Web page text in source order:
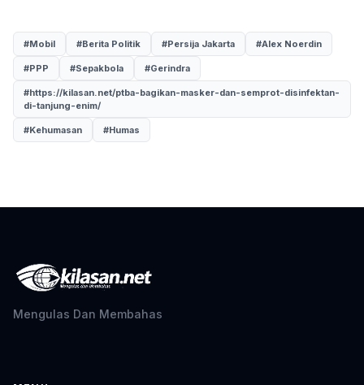
#Mobil #Berita Politik #Persija Jakarta #Alex Noerdin
#PPP #Sepakbola #Gerindra
#https://kilasan.net/ptba-bagikan-masker-dan-semprot-disinfektan-
di-tanjung-enim/
#Kehumasan #Humas
Mengulas Dan Membahas